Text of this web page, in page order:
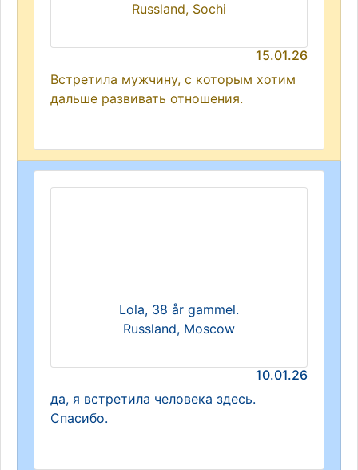
Russland, Sochi
15.01.26
Встретила мужчину, с которым хотим
дальше развивать отношения.
Lola, 38 år gammel.
Russland, Moscow
10.01.26
да, я встретила человека здесь.
Спасибо.